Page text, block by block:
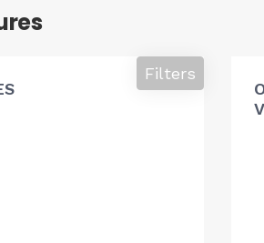
Filters